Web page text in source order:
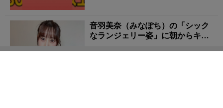
音羽美奈（みなぽち）の「シック
なランジェリー姿」に朝からキュ